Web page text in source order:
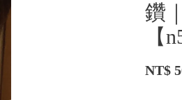
鑽
【
NT$